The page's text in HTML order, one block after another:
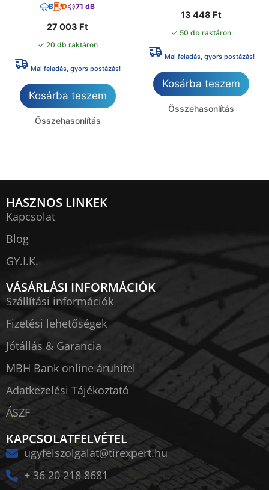
B D 71 dB
27 003 Ft
✓ 20 db raktáron
Mai feladás, gyors postázás!
Kosárba teszem
Összehasonlítás
13 448 Ft
✓ 50 db raktáron
Mai feladás, gyors postázás!
Kosárba teszem
Összehasonlítás
HASZNOS LINKEK
Kapcsolat
Blog
GY.I.K.
VÁSÁRLÁSI INFORMÁCIÓK
Szállítási információk
Fizetési lehetőségek
Jótállás & Garancia
MBH Bank online áruhitel
Adatkezelési Tájékoztató
ÁSZF
KAPCSOLATFELVÉTEL
ugyfelszolgalat@tirexpert.hu
+ 36 20 218 8681